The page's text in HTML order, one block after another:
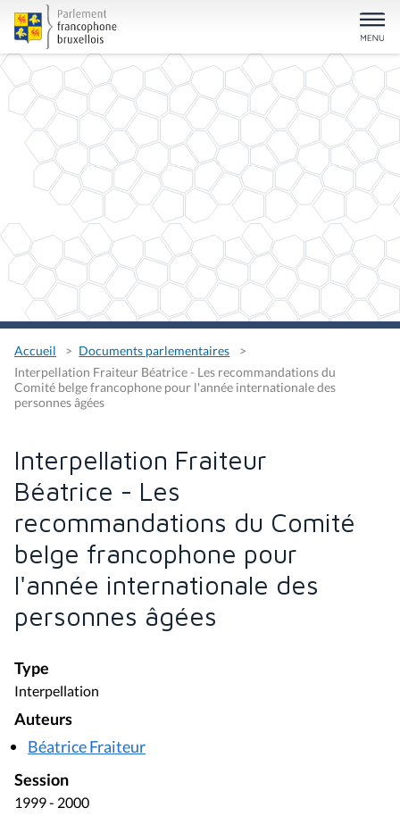
Accueil
Documents parlementaires
Interpellation Fraiteur Béatrice - Les recommandations du
Comité belge francophone pour l'année internationale des
personnes âgées
Interpellation Fraiteur
Béatrice - Les
recommandations du Comité
belge francophone pour
l'année internationale des
personnes âgées
Type
Interpellation
Auteurs
Béatrice Fraiteur
Session
1999 - 2000